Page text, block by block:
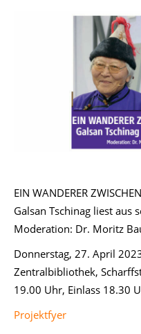
EIN WANDERER
Galsan Tschinag liest aus
Moderation: Dr. Moritz
Donnerstag, 27. April
Zentralbibliothek,
19.00 Uhr, Einlass 18.30
Projektfyer